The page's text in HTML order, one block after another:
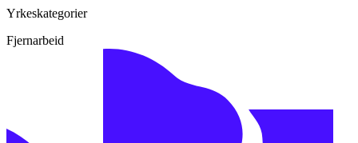
Yrkeskategorier
Fjernarbeid